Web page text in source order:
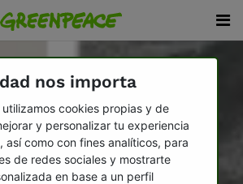
nos importa
utilizamos cookies propias y de
y personalizar tu experiencia
así como con fines analíticos, para
de redes sociales y mostrarte
en base a un perfil